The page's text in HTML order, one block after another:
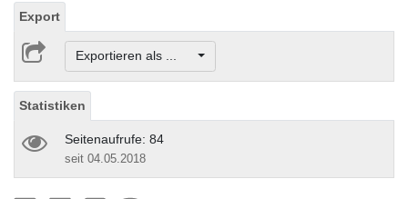
Export
Exportieren als ...
Statistiken
Seitenaufrufe: 84
seit 04.05.2018